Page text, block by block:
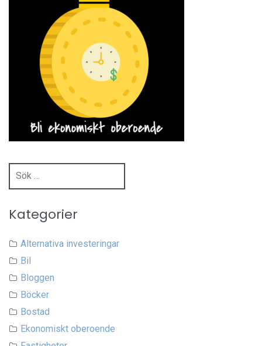
Sök
Kategorier
Alternativa investeringar
Bil
Bloggen
Böcker
Bostad
Ekonomiskt oberoende